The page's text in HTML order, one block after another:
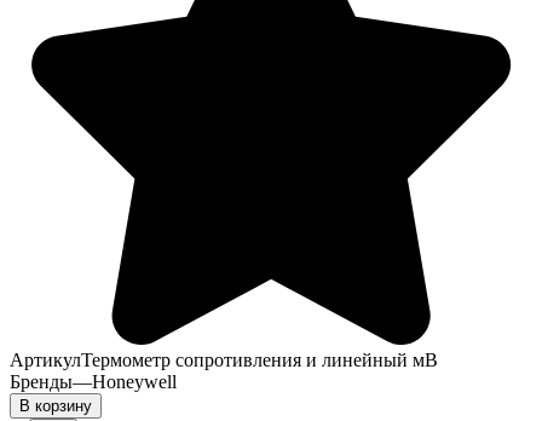
АртикулТермометр сопротивления и линейный мВ
Бренды—Honeywell
В корзину